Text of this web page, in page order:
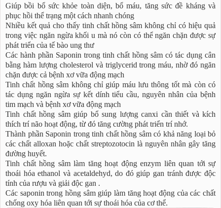
Giúp bồi bổ sức khỏe toàn diện, bổ máu, tăng sức đề kháng và
phục hồi thể trạng một cách nhanh chóng
Nhiều kết quả cho thấy tinh chất hồng sâm không chỉ có hiệu quả
trong việc ngăn ngừa khối u mà nó còn có thể ngăn chặn được sự
phát triển của tế bào ung thư
Các hành phần Saponin trong tinh chất hồng sâm có tác dụng cân
bằng hàm lượng cholesterol và triglycerid trong máu, nhờ đó ngăn
chặn được cả bệnh xơ vữa động mạch
Tinh chất hồng sâm không chỉ giúp máu lưu thông tốt mà còn có
tác dụng ngăn ngừa sự kết dính tiểu cầu, nguyên nhân của bệnh
tim mạch và bệnh xơ vữa động mạch
Tinh chất hồng sâm giúp bổ sung lượng canxi cần thiết và kích
thích trí não hoạt động, từ đó tăng cường phát triển trí nhớ.
Thành phần Saponin trong tinh chất hồng sâm có khả năng loại bỏ
các chất alloxan hoặc chất streptozotocin là nguyên nhân gây tăng
đường huyết.
Tinh chất hồng sâm làm tăng hoạt động enzym liên quan tới sự
thoái hóa ethanol và acetaldehyd, do đó giúp gan tránh được độc
tính của rượu và giải độc gan .
Các saponin trong hồng sâm giúp làm tăng hoạt động của các chất
chống oxy hóa liên quan tới sự thoái hóa của cơ thể.